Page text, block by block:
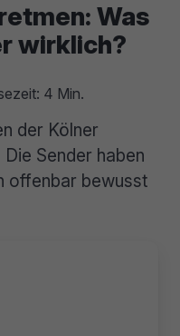
Was
wirklich?
4 Min.
der Kölner
Sender haben
offenbar bewusst